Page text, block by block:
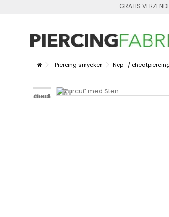
GRATIS
Piercing smycken Nep- / cheatpiercing